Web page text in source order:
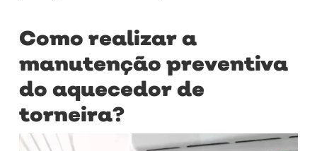
Como realizar a
manutenção preventiva
do aquecedor de
torneira?